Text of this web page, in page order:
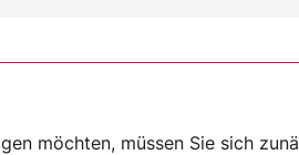
möchten, müssen Sie sich